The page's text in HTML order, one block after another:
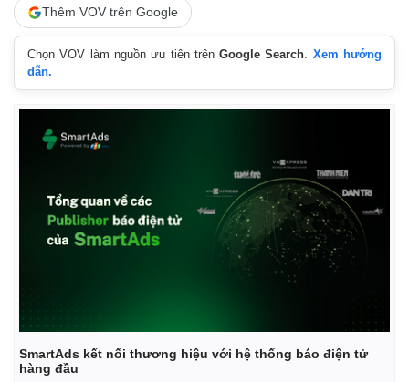
Kinh tế
Khởi nghiệp
Thị trường
Chứng khoán
Giá cà phê
Thêm VOV trên Google
Chọn VOV làm nguồn ưu tiên trênGoogle Search. Xem hướng
dẫn.
SmartAds kết nối thương hiệu với hệ thống báo điện tử
hàng đầu